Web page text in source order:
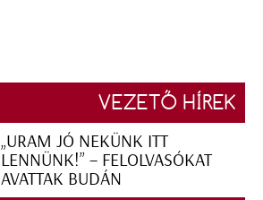
VEZETŐ HÍREK
„URAM JÓ NEKÜNK ITT
LENNÜNK!” – FELOLVASÓKAT
AVATTAK BUDÁN